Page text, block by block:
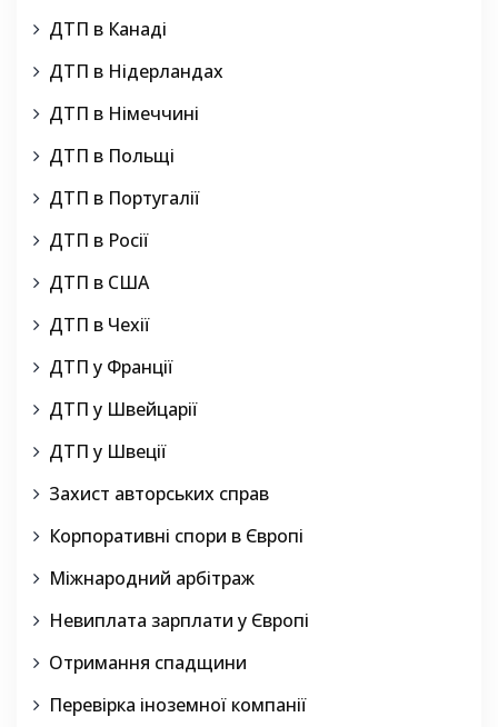
ДТП в Канаді
ДТП в Нідерландах
ДТП в Німеччині
ДТП в Польщі
ДТП в Португалії
ДТП в Росії
ДТП в США
ДТП в Чехії
ДТП у Франції
ДТП у Швейцарії
ДТП у Швеції
Захист авторських справ
Корпоративні спори в Європі
Міжнародний арбітраж
Невиплата зарплати у Європі
Отримання спадщини
Перевірка іноземної компанії